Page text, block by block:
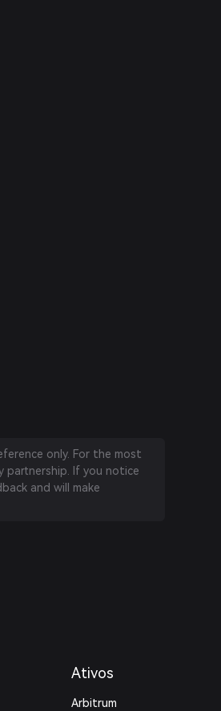
only. For the most
If you notice
and will make
Ativos
Arbitrum